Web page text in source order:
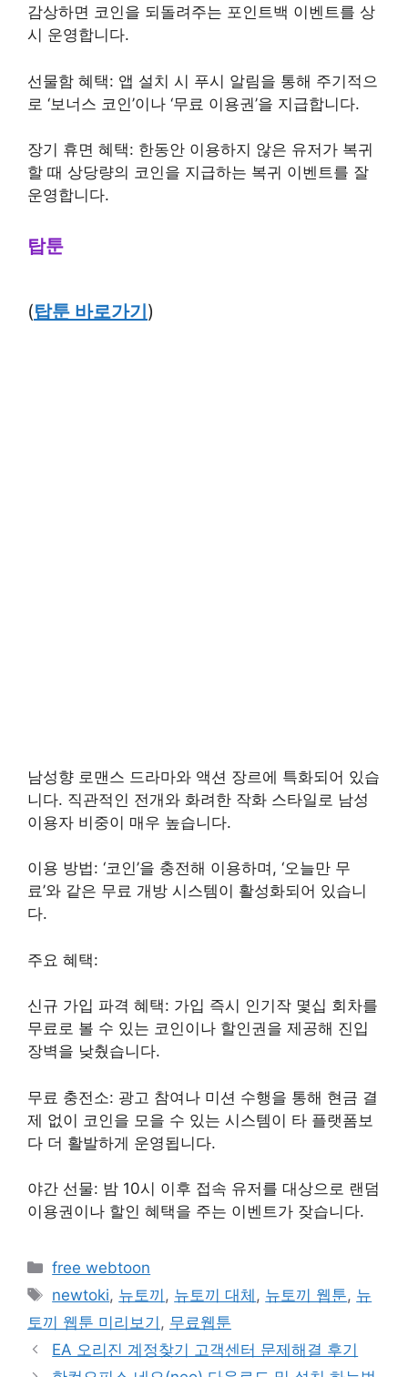
감상하면 코인을 되돌려주는 포인트백 이벤트를 상
시 운영합니다.
선물함 혜택: 앱 설치 시 푸시 알림을 통해 주기적으
로 ‘보너스 코인’이나 ‘무료 이용권’을 지급합니다.
장기 휴면 혜택: 한동안 이용하지 않은 유저가 복귀
할 때 상당량의 코인을 지급하는 복귀 이벤트를 잘
운영합니다.
탑툰
(탑툰 바로가기)
남성향 로맨스 드라마와 액션 장르에 특화되어 있습
니다. 직관적인 전개와 화려한 작화 스타일로 남성
이용자 비중이 매우 높습니다.
이용 방법: ‘코인’을 충전해 이용하며, ‘오늘만 무
료’와 같은 무료 개방 시스템이 활성화되어 있습니
다.
주요 혜택:
신규 가입 파격 혜택: 가입 즉시 인기작 몇십 회차를
무료로 볼 수 있는 코인이나 할인권을 제공해 진입
장벽을 낮췄습니다.
무료 충전소: 광고 참여나 미션 수행을 통해 현금 결
제 없이 코인을 모을 수 있는 시스템이 타 플랫폼보
다 더 활발하게 운영됩니다.
야간 선물: 밤 10시 이후 접속 유저를 대상으로 랜덤
이용권이나 할인 혜택을 주는 이벤트가 잦습니다.
Categories
free webtoon
Tags
newtoki, 뉴토끼 , 뉴토끼 대체 , 뉴토끼 웹툰, 뉴
토끼 웹툰 미리보기 , 무료웹툰
Post
navigation
EA 오리진 계정찾기 고객센터 문제해결 후기